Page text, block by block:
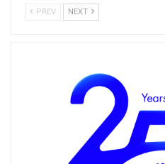
PREV NEXT